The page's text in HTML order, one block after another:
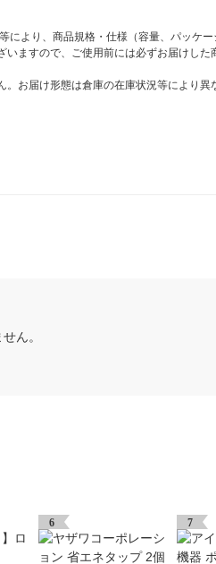
より、商品規格・仕様（容量、パッケ
ますので、ご使用前には必ずお届けし
お届け形態は倉庫の在庫状況等により異
ん。
6 7